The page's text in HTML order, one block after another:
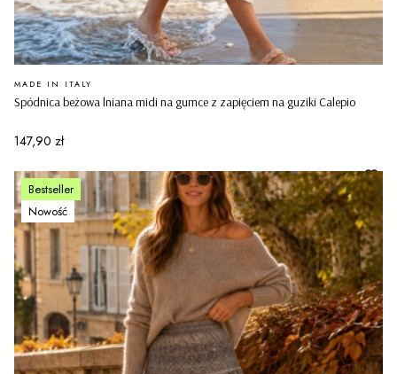
Spódnica beżowa lniana midi na gumce z zapięciem na guziki Calepio
PRODUCENT
MADE IN ITALY
Cena
147,90 zł
Bestseller
Nowość